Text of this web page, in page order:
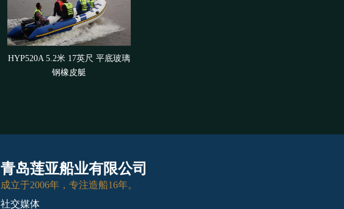
HYP520A 5.2米 17英尺 平底玻璃
钢橡皮艇
青岛莲亚船业有限公司
成立于2006年，专注造船16年。
社交媒体